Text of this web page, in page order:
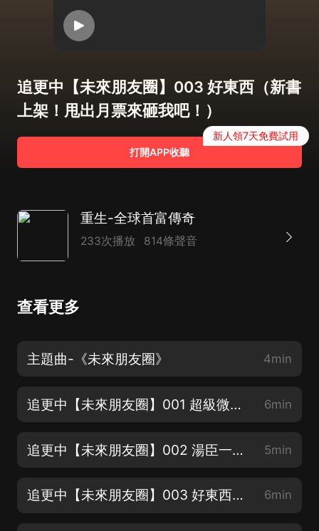
追更中【未來朋友圈】003 好東西（新書
上架！甩出月票來砸我吧！）
打開APP收聽
新人領7天免費試用
重生-全球首富傳奇
233次播放 814條聲音
查看更多
主題曲-《未來朋友圈》 4min
追更中【未來朋友圈】001 超級微信（新書上架！寶子們，訂閱分享 五星好評 投月票！） 6min
追更中【未來朋友圈】002 湯臣一品（新書上架！求五星好評，快快分享給朋友們吧） 5min
追更中【未來朋友圈】003 好東西（新書上架！甩出月票來砸我吧！） 6min